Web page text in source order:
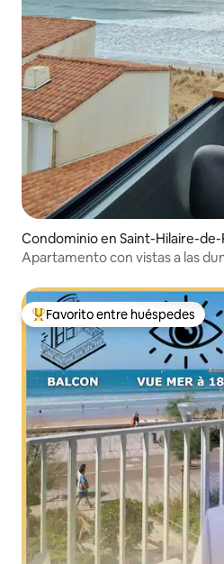
Condominio en Saint-Hilaire-de-
Apartamento con vistas a las
De los mejores en Favorito entre
Favorito entre huéspedes